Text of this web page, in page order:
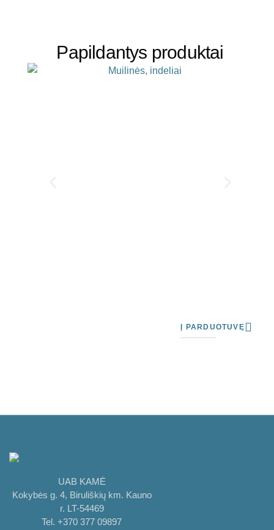
Į PARDUOTUVĘ
Papildantys produktai
UAB KAMĖ
Kokybės g. 4, Biruliškių km. Kauno
r. LT-54469
Tel. +370 377 09897